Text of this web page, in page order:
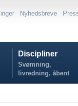
Nyhedsbreve
Discipliner
Svømning,
livredning, åbent
vand...